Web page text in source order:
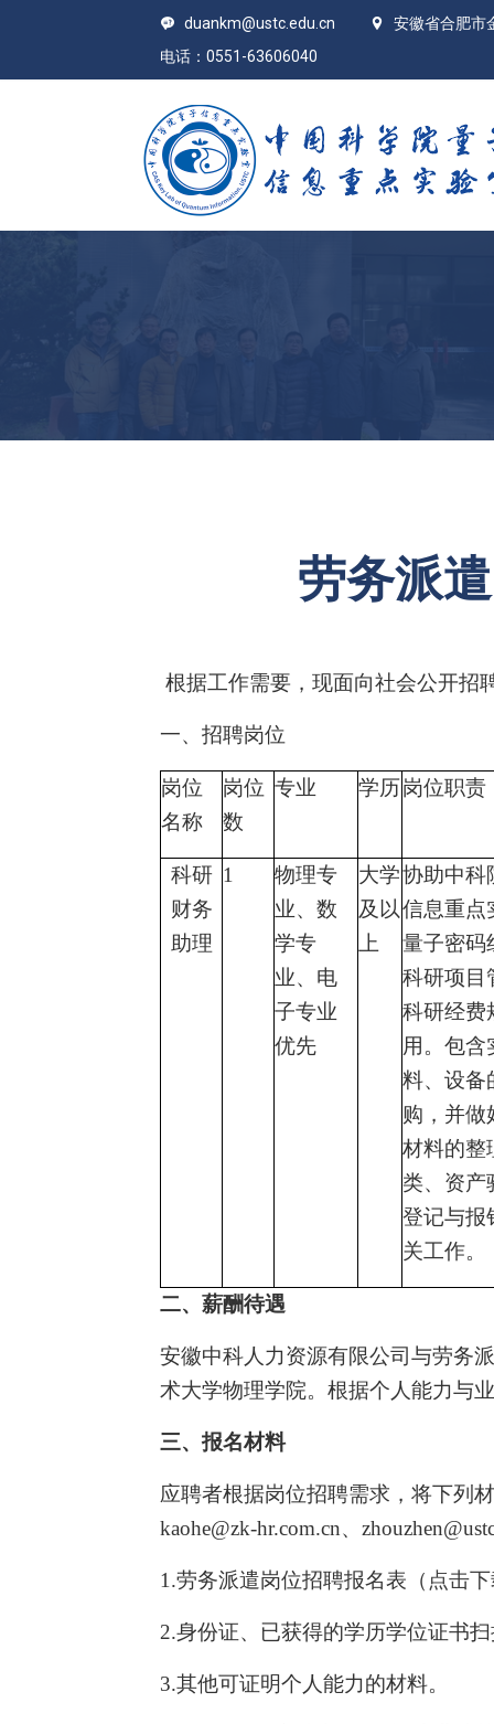
duankm@ustc.edu.cn
安徽省合肥市
电话：0551-63606040
劳务派
根据工作需要，现面向社会公开招
一、招聘岗位
岗位
名称
岗位
数
专业 学历岗位职责
科研
财务
助理
1
物理专
业、数
学专
业、电
子专业
优先
大学
及以
上
协助中科
信息重点
量子密码
科研项目
科研经费
用。包含
料、设备
购，并做
材料的整
类、资产
登记与报
关工作。
二、薪酬待遇
安徽中科人力资源有限公司与劳务
术大学物理学院。根据个人能力与
三、报名材料
应聘者根据岗位招聘需求，将下列
kaohe@zk-hr.com.cn、
1.劳务派遣岗位招聘报名表（ 点击
2.身份证、已获得的学历学位证书
3.其他可证明个人能力的材料。